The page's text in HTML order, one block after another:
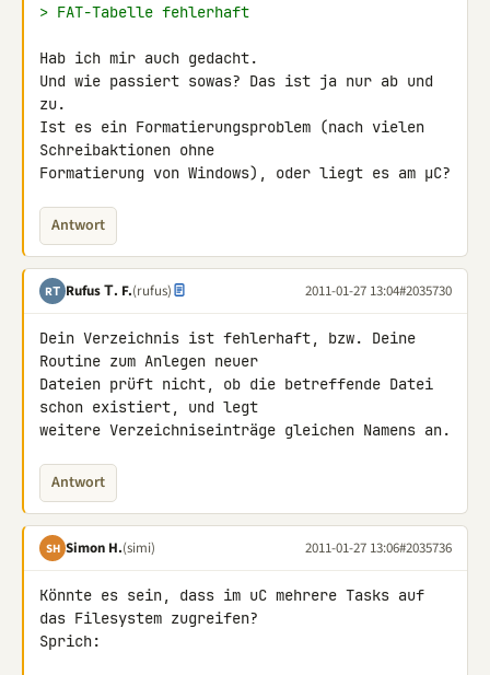
> FAT-Tabelle fehlerhaft
Hab ich mir auch gedacht.
Und wie passiert sowas? Das ist ja nur ab und
zu.
Ist es ein Formatierungsproblem (nach vielen
Schreibaktionen ohne
Formatierung von Windows), oder liegt es am µC?
Antwort
RΤ Rufus Τ. F.(rufus) 2011-01-27 13:04#2035730
Dein Verzeichnis ist fehlerhaft, bzw. Deine
Routine zum Anlegen neuer
Dateien prüft nicht, ob die betreffende Datei
schon existiert, und legt
weitere Verzeichniseinträge gleichen Namens an.
Antwort
SH Simon H.(simi) 2011-01-27 13:06#2035736
Könnte es sein, dass im uC mehrere Tasks auf
das Filesystem zugreifen?
Sprich: